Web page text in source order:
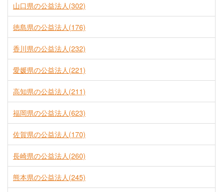
山口県の公益法人(302)
徳島県の公益法人(176)
香川県の公益法人(232)
愛媛県の公益法人(221)
高知県の公益法人(211)
福岡県の公益法人(623)
佐賀県の公益法人(170)
長崎県の公益法人(260)
熊本県の公益法人(245)